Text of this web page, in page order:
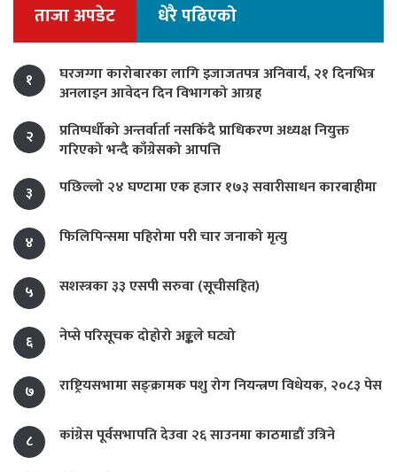
ताजा अपडेट धेरै पढिएको
१
घरजग्गा कारोबारका लागि इजाजतपत्र अनिवार्य, २१ दिनभित्र
अनलाइन आवेदन दिन विभागको आग्रह
२
प्रतिष्पर्धीको अन्तर्वार्ता नसकिँदै प्राधिकरण अध्यक्ष नियुक्त
गरिएको भन्दै काँग्रेसको आपत्ति
३
पछिल्लो २४ घण्टामा एक हजार १७३ सवारीसाधन कारबाहीमा
४ फिलिपिन्समा पहिरोमा परी चार जनाको मृत्यु
५ सशस्त्रका ३३ एसपी सरुवा (सूचीसहित)
६ नेप्से परिसूचक दोहोरो अङ्कले घट्यो
७ राष्ट्रियसभामा सङ्क्रामक पशु रोग नियन्त्रण विधेयक, २०८३ पेस
८ कांग्रेस पूर्वसभापति देउवा २६ साउनमा काठमाडौं उत्रिने